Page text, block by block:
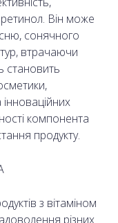
Він може
сонячного
втрачаючи
становить
компонента
продукту.
з вітаміном
різних